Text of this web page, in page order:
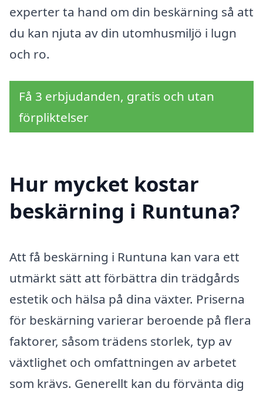
experter ta hand om din beskärning så att
du kan njuta av din utomhusmiljö i lugn
och ro.
Få 3 erbjudanden, gratis och utan
förpliktelser
Hur mycket kostar
beskärning i Runtuna?
Att få beskärning i Runtuna kan vara ett
utmärkt sätt att förbättra din trädgårds
estetik och hälsa på dina växter. Priserna
för beskärning varierar beroende på flera
faktorer, såsom trädens storlek, typ av
växtlighet och omfattningen av arbetet
som krävs. Generellt kan du förvänta dig